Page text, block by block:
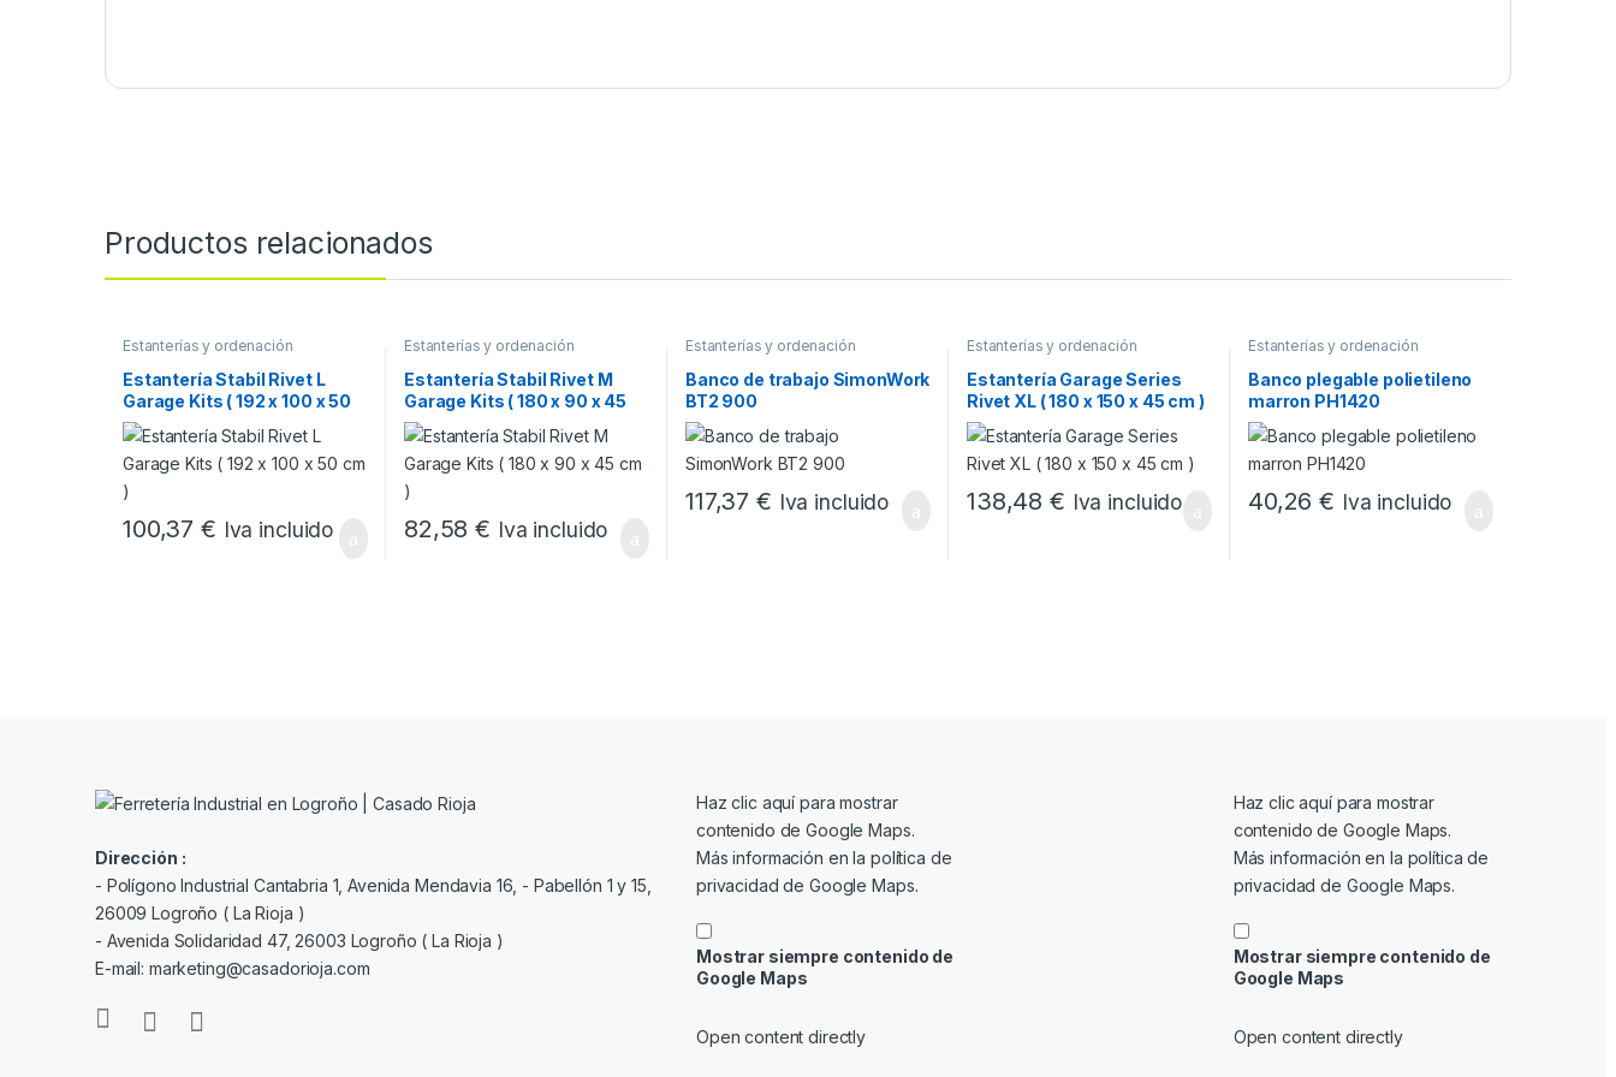
Productos relacionados
Estanterías y ordenación
Estantería Stabil Rivet L
Garage Kits ( 192 x 100 x 50
cm )
100,37€ Iva incluido
Estanterías y ordenación
Estantería Stabil Rivet M
Garage Kits ( 180 x 90 x 45
cm )
82,58€ Iva incluido
Estanterías y ordenación
Banco de trabajo SimonWork
BT2 900
117,37€ Iva incluido
Estanterías y ordenación
Estantería Garage Series
Rivet XL ( 180 x 150 x 45 cm )
138,48€ Iva incluido
Estanterías y ordenación
Banco plegable polietileno
marron PH1420
40,26€ Iva incluido
Dirección :
- Polígono Industrial Cantabria 1, Avenida Mendavia 16, - Pabellón 1 y 15,
26009 Logroño ( La Rioja )
- Avenida Solidaridad 47, 26003 Logroño ( La Rioja )
E-mail: marketing@casadorioja.com
Mostrar contenido de Google Maps
Haz clic aquí para mostrar
contenido de Google Maps.
Más información en la política de
privacidad de Google Maps.
Mostrar siempre contenido de
Google Maps
Open content directly
Mostrar contenido de Google Maps
Haz clic aquí para mostrar
contenido de Google Maps.
Más información en la política de
privacidad de Google Maps.
Mostrar siempre contenido de
Google Maps
Open content directly